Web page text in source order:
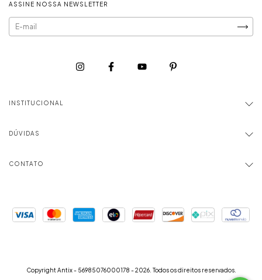
ASSINE NOSSA NEWSLETTER
INSTITUCIONAL
DÚVIDAS
CONTATO
Copyright Antix - 56985076000178 - 2026. Todos os direitos reservados.